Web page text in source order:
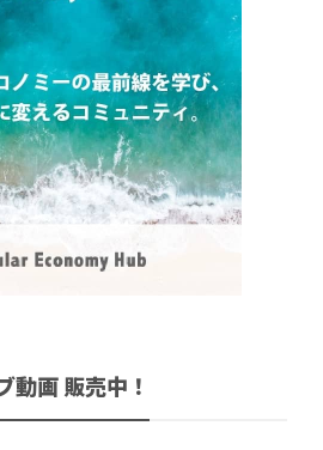
動画 販売中！